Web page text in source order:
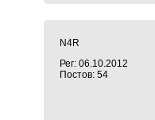
N4R
Рег: 06.10.2012
Постов: 54